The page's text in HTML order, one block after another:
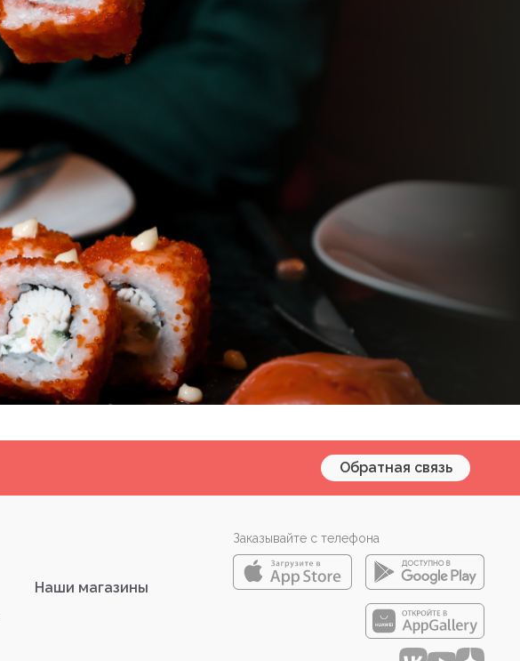
Обратная связь
Наши магазины
Заказывайте с телефона